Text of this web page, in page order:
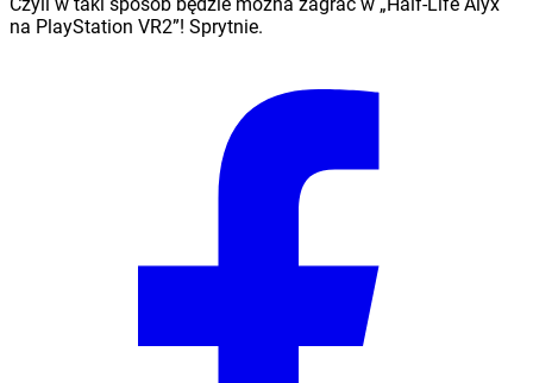
na PlayStation VR2”! Sprytnie.